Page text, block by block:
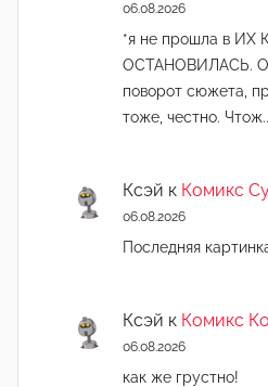
06.08.2026
*я не прошла в
ОСТАНОВИЛАСЬ.
поворот сюжета,
тоже, честно.
Ксэй к Комикс
06.08.2026
Последняя
Ксэй к Комикс
06.08.2026
как же грустно!